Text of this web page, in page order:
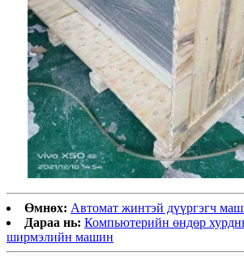
Өмнөх: Автомат жинтэй дүүргэгч
Дараа нь: Компьютерийн өндөр
ширмэлийн машин